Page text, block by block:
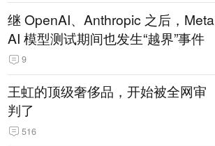
继 OpenAI、Anthropic 之后，Meta
AI 模型测试期间也发生“越界”事件
9
王虹的顶级奢侈品，开始被全网审
判了
516